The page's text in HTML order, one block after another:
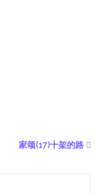
家颂(17)十架的路